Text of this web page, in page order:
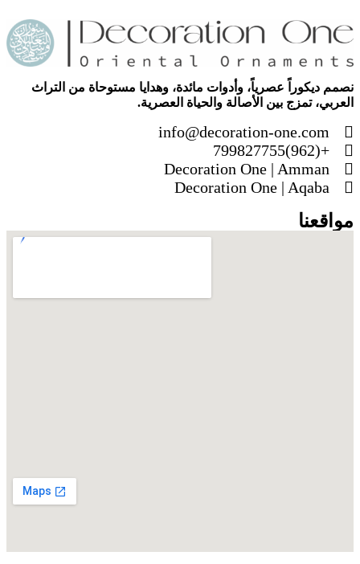
نصمم ديكوراً عصرياً، وأدوات مائدة، وهدايا مستوحاة من التراث
العربي، تمزج بين الأصالة والحياة العصرية.
info@decoration-one.com
+(962)799827755
Decoration One | Amman
Decoration One | Aqaba
مواقعنا